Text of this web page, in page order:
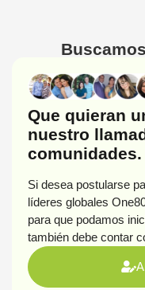
Que quieran
nuestro
comunidades.
Si desea postularse
líderes globales
para que podamos
también debe contar